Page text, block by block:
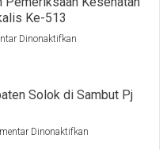
Perindo
Riau
ke
Ke-513
Dinonaktifkan
Bersama
Kesehatan
Solok di Sambut Pj
Dinonaktifkan